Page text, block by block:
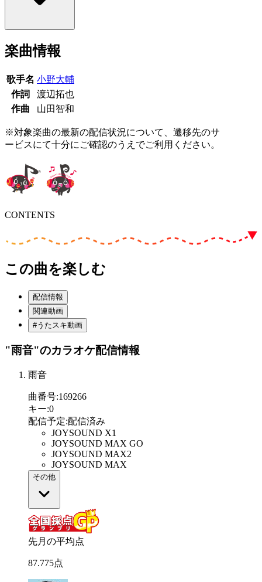
楽曲情報
歌手名 小野大輔
作詞
渡辺拓也
作曲
山田智和
※対象楽曲の最新の配信状況について、遷移先のサ
ービスにて十分にご確認のうえでご利用ください。
CONTENTS
この曲を楽しむ
配信情報
関連動画
#うたスキ動画
"雨音"のカラオケ配信情報
雨音
曲番号:169266
キー:0
配信予定:配信済み
JOYSOUND X1
JOYSOUND MAX GO
JOYSOUND MAX2
JOYSOUND MAX
その他
先月の平均点
87.775点